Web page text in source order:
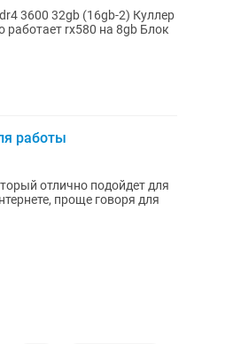
3600 32gb (16gb-2) Куллер
rx580 на 8gb Блок
работы
отлично подойдет для
проще говоря для